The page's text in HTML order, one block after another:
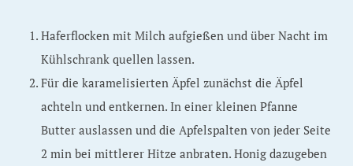
Haferflocken mit Milch aufgießen und über Nacht im
Kühlschrank quellen lassen.
Für die karamelisierten Äpfel zunächst die Äpfel
achteln und entkernen. In einer kleinen Pfanne
Butter auslassen und die Apfelspalten von jeder Seite
2 min bei mittlerer Hitze anbraten. Honig dazugeben